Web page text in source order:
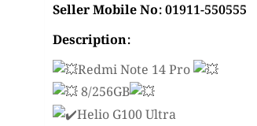
Seller Mobile No: 01911-550555
Description:
Redmi Note 14 Pro
8/256GB
Helio G100 Ultra